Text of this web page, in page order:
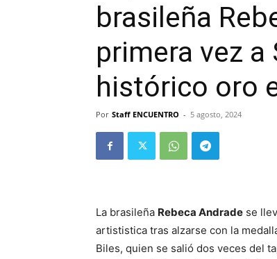
brasileña
primera vez a
histórico oro
Por Staff ENCUENTRO - 5 agosto, 2024
La brasileña Rebeca Andrade se
artististica tras alzarse con la
Biles, quien se salió dos veces del